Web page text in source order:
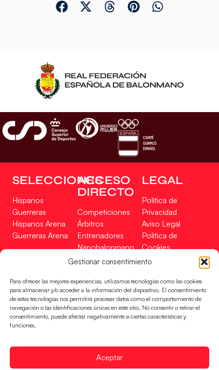
Gestionar consentimiento
Para ofrecer las mejores experiencias, utilizamos tecnologías como las cookies
para almacenar y/o acceder a la información del dispositivo. El consentimiento
de estas tecnologías nos permitirá procesar datos como el comportamiento de
navegación o las identificaciones únicas en este sitio. No consentir o retirar el
consentimiento, puede afectar negativamente a ciertas características y
funciones.
Aceptar
SELECCIONES
Hispanos
Guerreras
Hispanos Arena
Guerreras Arena
ACCESO
DIRECTO
Competiciones
Árbitros
Entrenadores
Nanobalonmano
Tienda
LEGAL
Política de
Privacidad
Aviso Legal
Política de
Cookies
Mapa Web
Incidencias
CONTACTO
EN
FINANCIADO